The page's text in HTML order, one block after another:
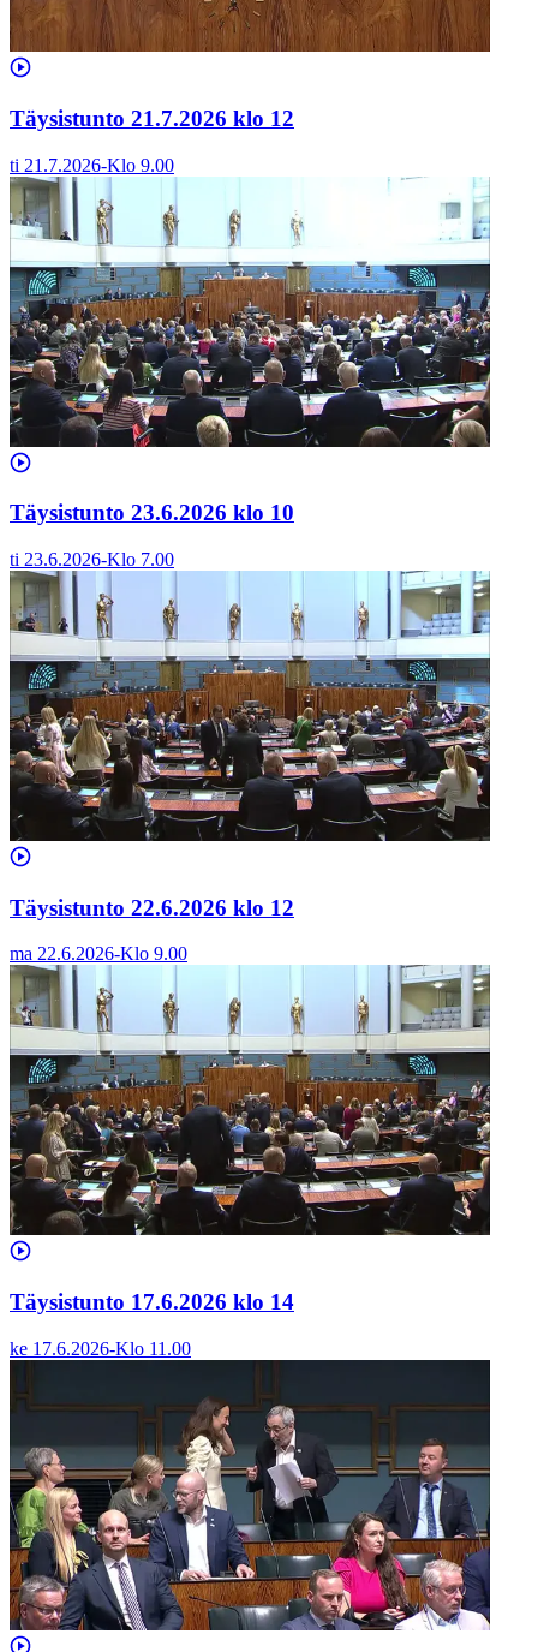
Täysistunto 21.7.2026 klo 12
ti 21.7.2026-Klo 9.00
Täysistunto 23.6.2026 klo 10
ti 23.6.2026-Klo 7.00
Täysistunto 22.6.2026 klo 12
ma 22.6.2026-Klo 9.00
Täysistunto 17.6.2026 klo 14
ke 17.6.2026-Klo 11.00